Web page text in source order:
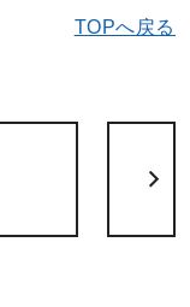
TOPへ戻る